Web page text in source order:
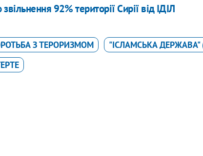
92% території Сирії від ІДІЛ
З ТЕРОРИЗМОМ
"ІСЛАМСЬКА ДЕРЖАВА"